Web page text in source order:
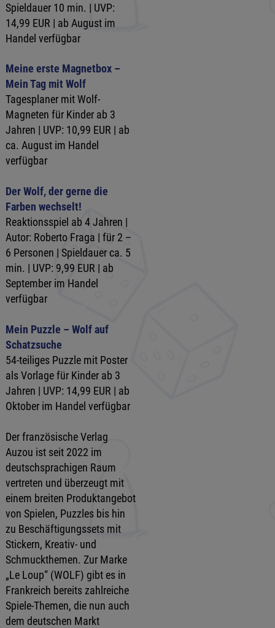
Spieldauer 10 min. | UVP:
14,99 EUR | ab August im
Handel verfügbar
Meine erste Magnetbox –
Mein Tag mit Wolf
Tagesplaner mit Wolf-
Magneten für Kinder ab 3
Jahren | UVP: 10,99 EUR | ab
ca. August im Handel
verfügbar
Der Wolf, der gerne die
Farben wechselt!
Reaktionsspiel ab 4 Jahren |
Autor: Roberto Fraga | für 2 –
6 Personen | Spieldauer ca. 5
min. | UVP: 9,99 EUR | ab
September im Handel
verfügbar
Mein Puzzle – Wolf auf
Schatzsuche
54-teiliges Puzzle mit Poster
als Vorlage für Kinder ab 3
Jahren | UVP: 14,99 EUR | ab
Oktober im Handel verfügbar
Der französische Verlag
Auzou ist seit 2022 im
deutschsprachigen Raum
vertreten und überzeugt mit
einem breiten Produktangebot
von Spielen, Puzzles bis hin
zu Beschäftigungssets mit
Stickern, Kreativ- und
Schmuckthemen. Zur Marke
„Le Loup“ (WOLF) gibt es in
Frankreich bereits zahlreiche
Spiele-Themen, die nun auch
dem deutschen Markt